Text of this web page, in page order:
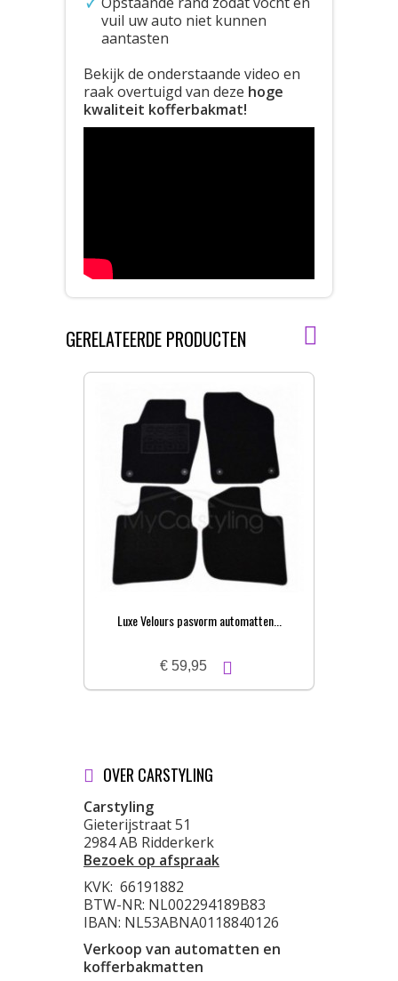
vuil uw auto niet kunnen
aantasten
Bekijk de onderstaande video en
raak overtuigd van deze hoge
kwaliteit kofferbakmat!
GERELATEERDE PRODUCTEN
Luxe Velours pasvorm automatten...
€ 59,95
OVER CARSTYLING
Carstyling
Gieterijstraat 51
2984 AB Ridderkerk
Bezoek op afspraak
KVK: 66191882
BTW-NR: NL002294189B83
IBAN: NL53ABNA0118840126
Verkoop van automatten en
kofferbakmatten